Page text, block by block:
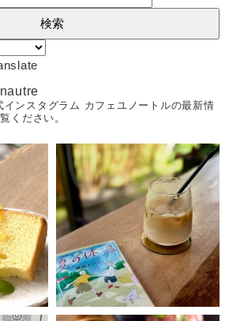
インスタグラム カフェユノートルの最新情
ください。